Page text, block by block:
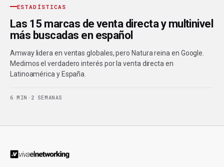
ESTADÍSTICAS
Las 15 marcas de venta directa y multinivel
más buscadas en español
Amway lidera en ventas globales, pero Natura reina en Google.
Medimos el verdadero interés por la venta directa en
Latinoamérica y España.
6 MIN · 2 SEMANAS